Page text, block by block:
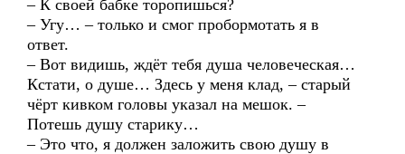
– К своей бабке торопишься?
– Угу… – только и смог пробормотать я в
ответ.
– Вот видишь, ждёт тебя душа человеческая…
Кстати, о душе… Здесь у меня клад, – старый
чёрт кивком головы указал на мешок. –
Потешь душу старику…
– Это что, я должен заложить свою душу в